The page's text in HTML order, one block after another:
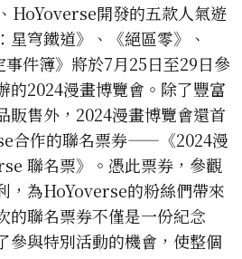
HoYoverse開發的五款人氣遊
星穹鐵道》、《絕區零》、
事件簿》將於7月25日至29日參
的2024漫畫博覽會。除了豐富
販售外，2024漫畫博覽會還首
合作的聯名票券——《2024漫
聯名票》。憑此票券，參觀
，為HoYoverse的粉絲們帶來
的聯名票券不僅是一份紀念
參與特別活動的機會，使整個